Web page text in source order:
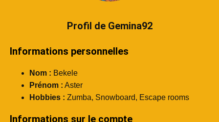
Profil de Gemina92
Informations personnelles
Nom : Bekele
Prénom : Aster
Hobbies : Zumba, Snowboard, Escape rooms
Informations sur le compte